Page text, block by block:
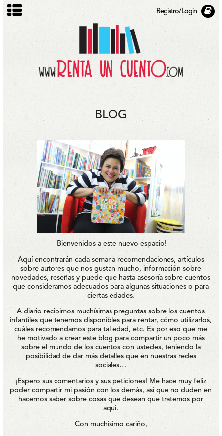
Registro/Login
BLOG
¡Bienvenidos a este nuevo espacio!
Aquí encontrarán cada semana recomendaciones, artículos
sobre autores que nos gustan mucho, información sobre
novedades, reseñas y puede que hasta asesoría sobre cuentos
que consideramos adecuados para algunas situaciones o para
ciertas edades.
A diario recibimos muchísimas preguntas sobre los cuentos
infantiles que tenemos disponibles para rentar, cómo utilizarlos,
cuáles recomendamos para tal edad, etc. Es por eso que me
he motivado a crear este blog para compartir un poco más
sobre el mundo de los cuentos con ustedes, teniendo la
posibilidad de dar más detalles que en nuestras redes
sociales…
¡Espero sus comentarios y sus peticiones! Me hace muy feliz
poder compartir mi pasión con los demás, así que no duden en
hacernos saber sobre cosas que desean que tratemos por
aquí.
Con muchísimo cariño,